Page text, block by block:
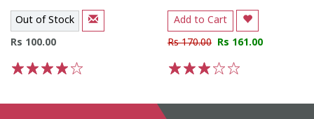
Out of Stock
Rs 100.00
Add to Cart
Rs 170.00 Rs 161.00